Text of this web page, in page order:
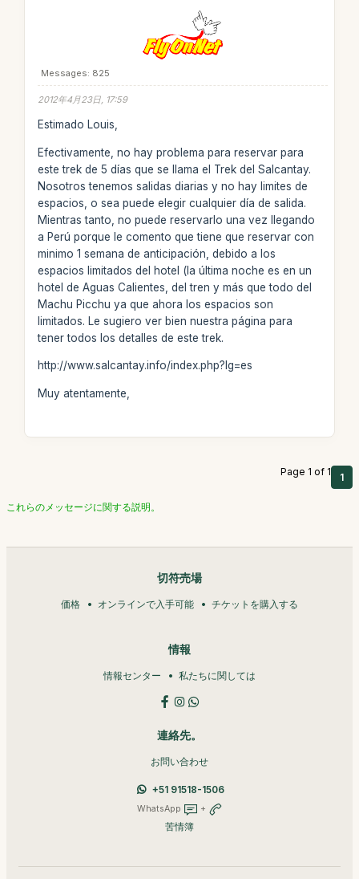
Messages: 825
2012年4月23日, 17:59
Estimado Louis,
Efectivamente, no hay problema para reservar para
este trek de 5 días que se llama el Trek del Salcantay.
Nosotros tenemos salidas diarias y no hay limites de
espacios, o sea puede elegir cualquier día de salida.
Mientras tanto, no puede reservarlo una vez llegando
a Perú porque le comento que tiene que reservar con
minimo 1 semana de anticipación, debido a los
espacios limitados del hotel (la última noche es en un
hotel de Aguas Calientes, del tren y más que todo del
Machu Picchu ya que ahora los espacios son
limitados. Le sugiero ver bien nuestra página para
tener todos los detalles de este trek.
http://www.salcantay.info/index.php?lg=es
Muy atentamente,
Page 1 of 1 1
これらのメッセージに関する説明。
切符売場
価格 オンラインで入手可能 チケットを購入する
情報
情報センター 私たちに関しては
連絡先。
お問い合わせ
+51 91518-1506
WhatsApp +
苦情簿